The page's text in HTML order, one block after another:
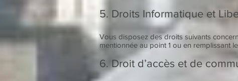
5. Droits Informatique et
Vous disposez des droits suivants
mentionnée au point 1 ou en remplissant
6. Droit d’accès et de